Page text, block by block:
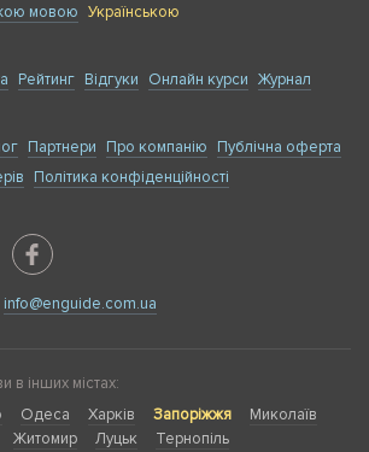
мовою Українською
Рейтинг Відгуки Онлайн курси Журнал
Партнери Про компанію
Публічна оферта
Політика конфіденційності
info@enguide.com.ua
в інших містах:
Одеса Харків Запоріжжя
Миколаїв
Житомир Луцьк Тернопіль